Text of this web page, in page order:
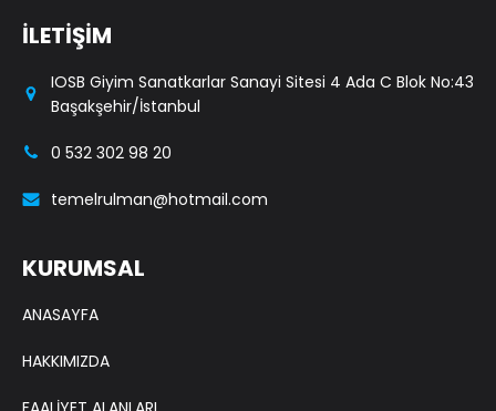
İLETİŞİM
IOSB Giyim Sanatkarlar Sanayi Sitesi 4 Ada C Blok No:43
Başakşehir/İstanbul
0 532 302 98 20
temelrulman@hotmail.com
KURUMSAL
ANASAYFA
HAKKIMIZDA